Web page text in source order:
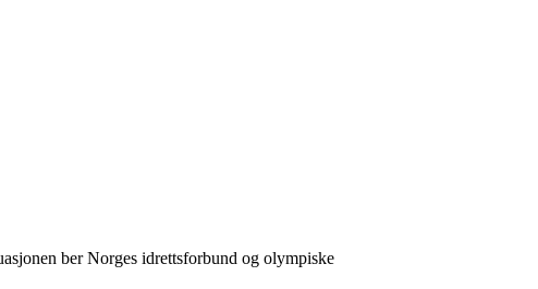
ber Norges idrettsforbund og olympiske